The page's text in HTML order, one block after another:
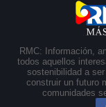
RMC: Información,
todos aquellos
sostenibilidad a
construir un futuro
comunidades